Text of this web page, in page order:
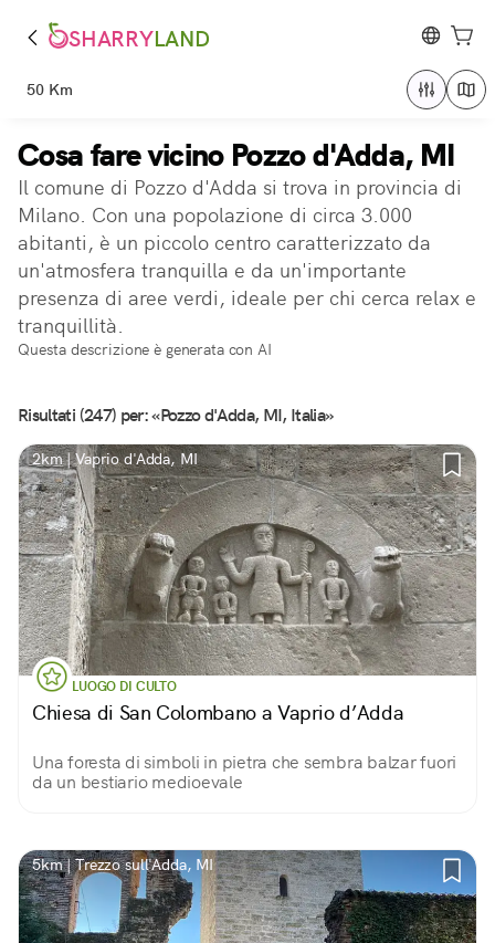
SHARRYLAND
50 Km
Cosa fare vicino Pozzo d'Adda, MI
Il comune di Pozzo d'Adda si trova in provincia di
Milano. Con una popolazione di circa 3.000
abitanti, è un piccolo centro caratterizzato da
un'atmosfera tranquilla e da un'importante
presenza di aree verdi, ideale per chi cerca relax e
tranquillità.
Questa descrizione è generata con AI
Risultati (247) per: «Pozzo d'Adda, MI, Italia»
2km | Vaprio d'Adda, MI
LUOGO DI CULTO
Chiesa di San Colombano a Vaprio d’Adda
Una foresta di simboli in pietra che sembra balzar fuori
da un bestiario medioevale
5km | Trezzo sull'Adda, MI